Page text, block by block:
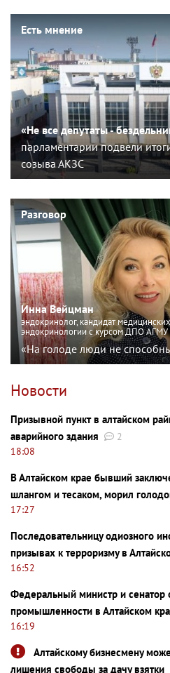
Есть мнение
«Не все депутаты -
парламентарии подвели
созыва АКЗС
Разговор
Инна Вейцман
эндокринолог, кандидат
эндокринологии с курсом ДПО АГМУ
«На голоде люди не
Новости
Призывной пункт в алтайском
аварийного здания
2
18:08
В Алтайском крае бывший
шлангом и тесаком, морил
17:27
Последовательницу одиозного
призывах к терроризму в
16:52
Федеральный министр и сенатор
промышленности в Алтайском
16:19
Алтайскому бизнесмену
лишения свободы за дачу взятки